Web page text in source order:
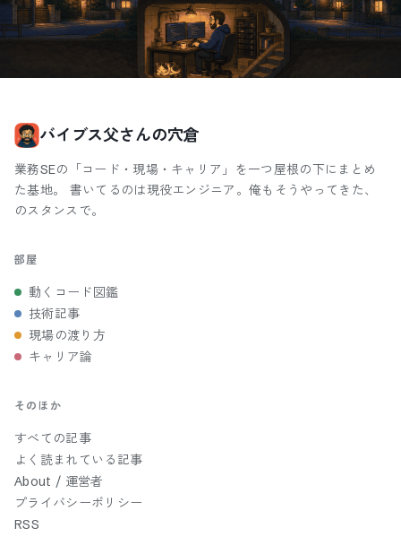
バイブス父さんの穴倉
業務SEの「コード・現場・キャリア」を一つ屋根の下にまとめ
た基地。 書いてるのは現役エンジニア。俺もそうやってきた、
のスタンスで。
部屋
動くコード図鑑
技術記事
現場の渡り方
キャリア論
そのほか
すべての記事
よく読まれている記事
About / 運営者
プライバシーポリシー
RSS